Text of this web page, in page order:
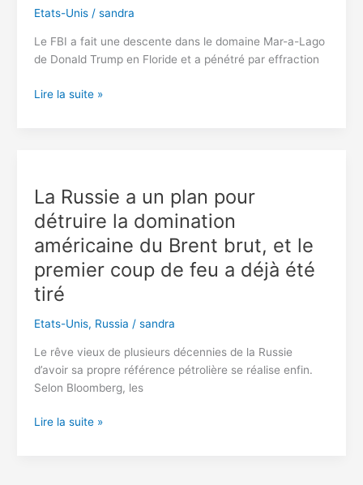
pas
troupes
ukrainiennes
Etats-Unis/ sandra
Le FBI a fait une descente dans le domaine Mar-a-Lago
de Donald Trump en Floride et a pénétré par effraction
Des
descente
dans
propriété
de
Donald
en
Lire la suite »
La Russie a un plan pour
détruire la domination
américaine du Brent brut, et le
premier coup de feu a déjà été
tiré
Etats-Unis, Russia / sandra
Le rêve vieux de plusieurs décennies de la Russie
d’avoir sa propre référence pétrolière se réalise enfin.
Selon Bloomberg, les
La
Lire la suite »